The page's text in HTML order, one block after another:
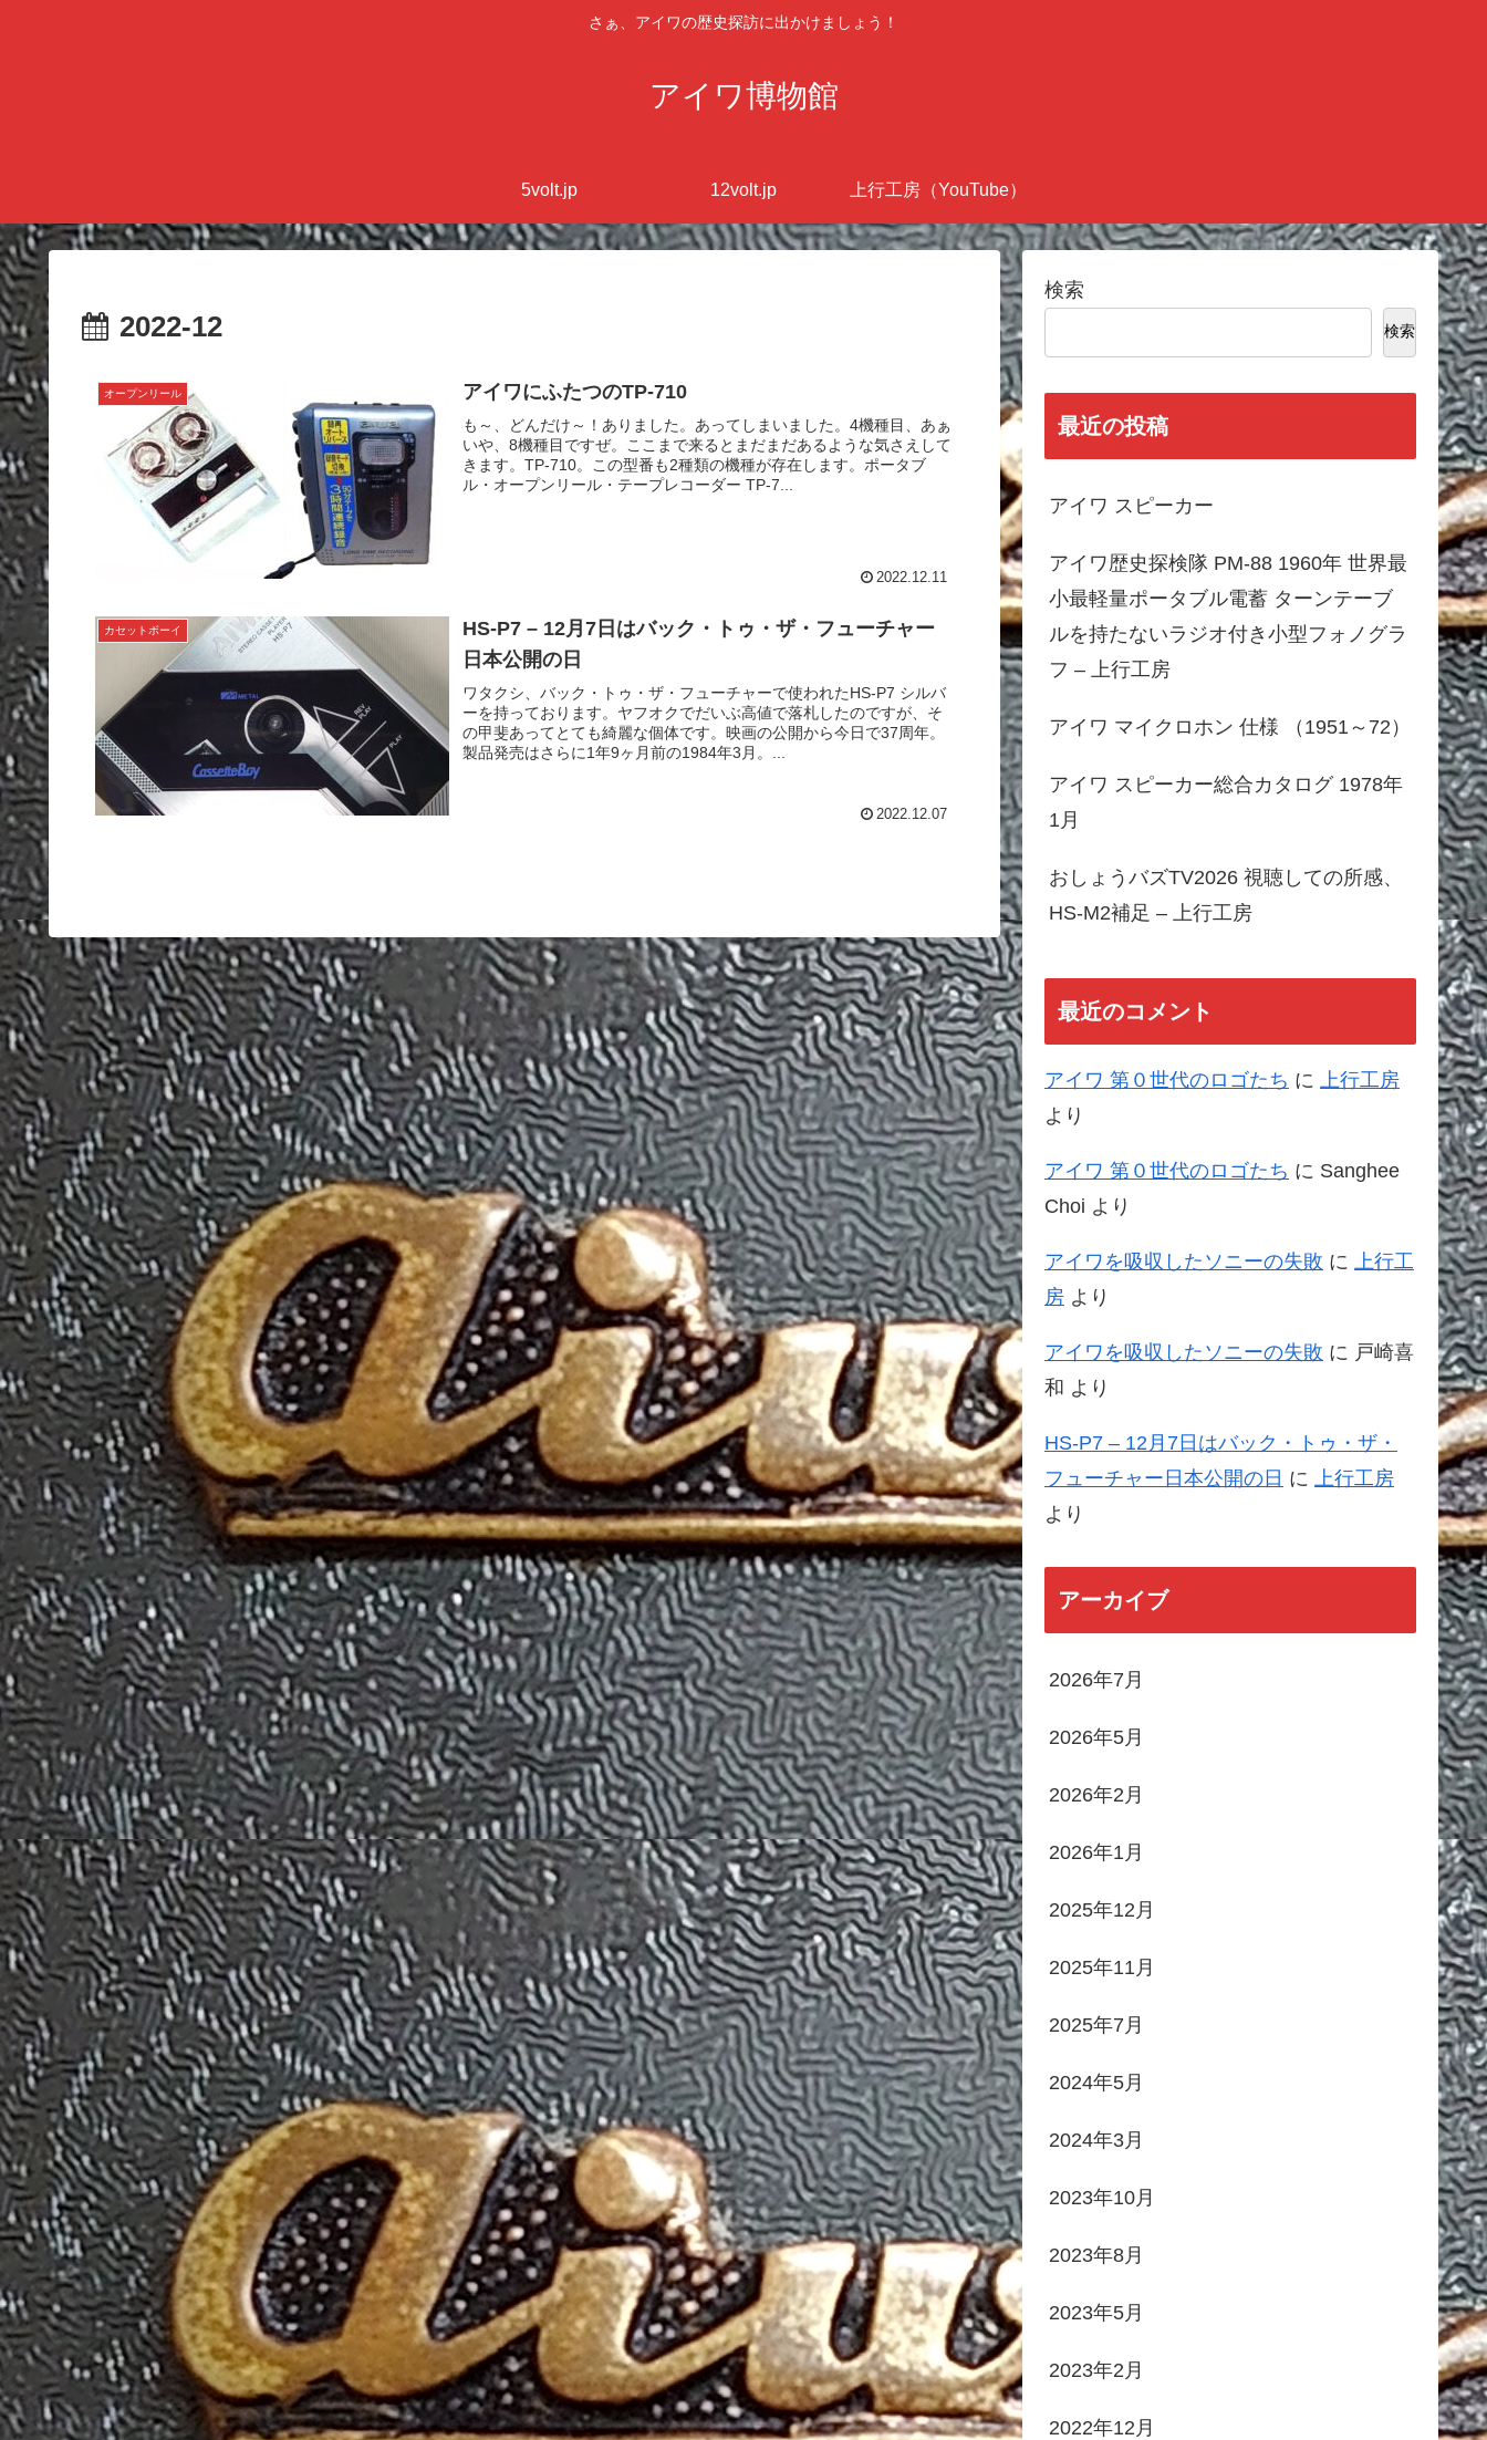
さぁ、アイワの歴史探訪に出かけましょう！
アイワ博物館
5volt.jp 12volt.jp 上行工房（YouTube）
2022-12
オープンリール アイワにふたつのTP-710
も～、どんだけ～！ありました。あってしまいました。4機種目、あぁ
いや、8機種目ですぜ。ここまで来るとまだまだあるような気さえして
きます。TP-710。この型番も2種類の機種が存在します。ポータブ
ル・オープンリール・テープレコーダー TP-7...
2022.12.11
カセットボーイ
HS-P7 – 12月7日はバック・トゥ・ザ・フューチャー
日本公開の日
ワタクシ、バック・トゥ・ザ・フューチャーで使われたHS-P7 シルバ
ーを持っております。ヤフオクでだいぶ高値で落札したのですが、そ
の甲斐あってとても綺麗な個体です。映画の公開から今日で37周年。
製品発売はさらに1年9ヶ月前の1984年3月。...
2022.12.07
検索
検索
最近の投稿
アイワ スピーカー
アイワ歴史探検隊 PM-88 1960年 世界最
小最軽量ポータブル電蓄 ターンテーブ
ルを持たないラジオ付き小型フォノグラ
フ – 上行工房
アイワ マイクロホン 仕様 （1951～72）
アイワ スピーカー総合カタログ 1978年
1月
おしょうバズTV2026 視聴しての所感、
HS-M2補足 – 上行工房
最近のコメント
アイワ 第０世代のロゴたち に
上行工房
より
アイワ 第０世代のロゴたち に Sanghee
Choi より
アイワを吸収したソニーの失敗 に
上行工
房 より
アイワを吸収したソニーの失敗 に 戸崎喜
和 より
HS-P7 – 12月7日はバック・トゥ・ザ・
フューチャー日本公開の日 に
上行工房
より
アーカイブ
2026年7月
2026年5月
2026年2月
2026年1月
2025年12月
2025年11月
2025年7月
2024年5月
2024年3月
2023年10月
2023年8月
2023年5月
2023年2月
2022年12月